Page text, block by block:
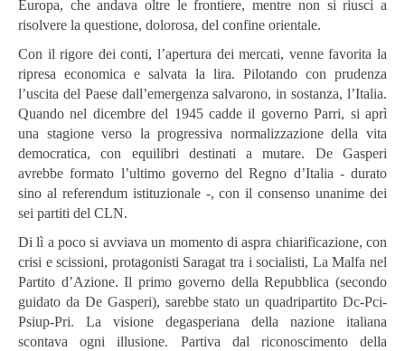
Europa, che andava oltre le frontiere, mentre non si riuscì a
risolvere la questione, dolorosa, del confine orientale.
Con il rigore dei conti, l’apertura dei mercati, venne favorita la
ripresa economica e salvata la lira. Pilotando con prudenza
l’uscita del Paese dall’emergenza salvarono, in sostanza, l’Italia.
Quando nel dicembre del 1945 cadde il governo Parri, si aprì
una stagione verso la progressiva normalizzazione della vita
democratica, con equilibri destinati a mutare. De Gasperi
avrebbe formato l’ultimo governo del Regno d’Italia - durato
sino al referendum istituzionale -, con il consenso unanime dei
sei partiti del CLN.
Di lì a poco si avviava un momento di aspra chiarificazione, con
crisi e scissioni, protagonisti Saragat tra i socialisti, La Malfa nel
Partito d’Azione. Il primo governo della Repubblica (secondo
guidato da De Gasperi), sarebbe stato un quadripartito Dc-Pci-
Psiup-Pri. La visione degasperiana della nazione italiana
scontava ogni illusione. Partiva dal riconoscimento della